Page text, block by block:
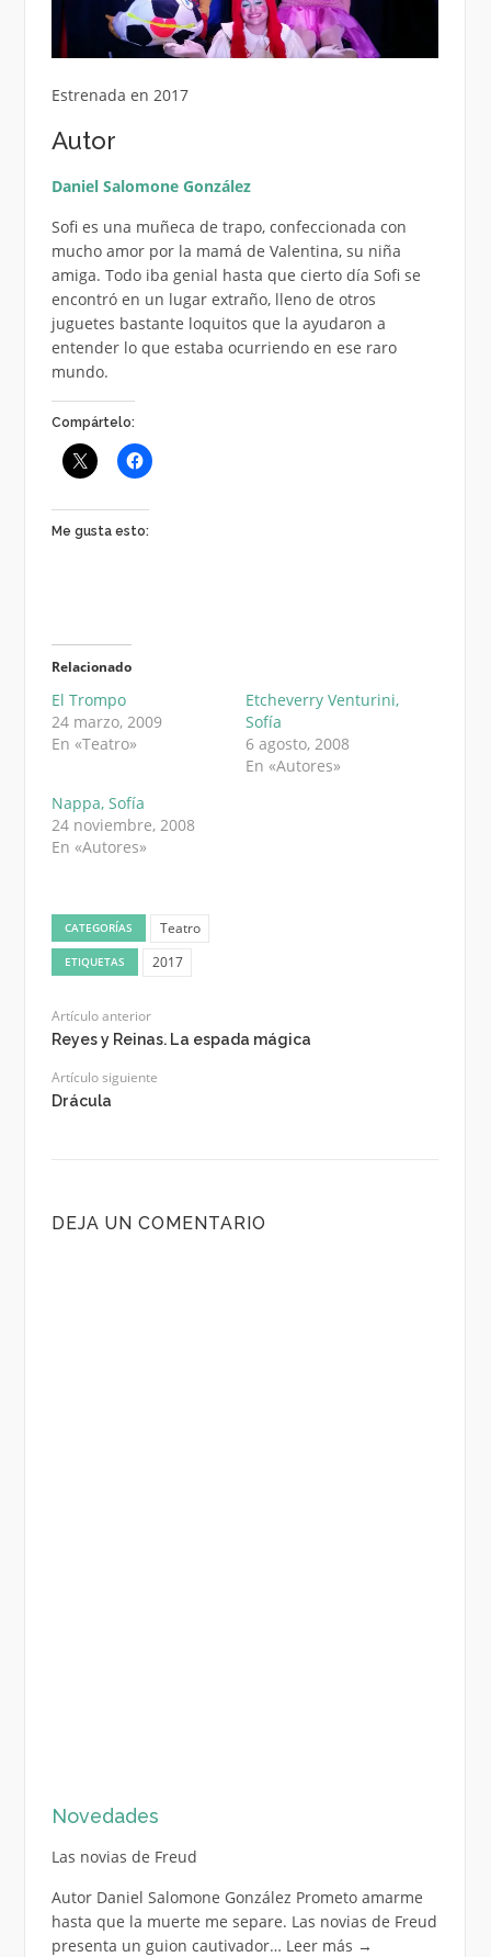
Estrenada en 2017
Autor
Daniel Salomone González
Sofi es una muñeca de trapo, confeccionada con
mucho amor por la mamá de Valentina, su niña
amiga. Todo iba genial hasta que cierto día Sofi se
encontró en un lugar extraño, lleno de otros
juguetes bastante loquitos que la ayudaron a
entender lo que estaba ocurriendo en ese raro
mundo.
Compártelo:
Me gusta esto:
Relacionado
El Trompo
24 marzo, 2009
En «Teatro»
Etcheverry Venturini,
Sofía
6 agosto, 2008
En «Autores»
Nappa, Sofía
24 noviembre, 2008
En «Autores»
CATEGORÍAS Teatro
ETIQUETAS 2017
Artículo anterior
Reyes y Reinas. La espada mágica
Artículo siguiente
Drácula
DEJA UN COMENTARIO
Novedades
Las novias de Freud
Autor Daniel Salomone González Prometo amarme
hasta que la muerte me separe. Las novias de Freud
presenta un guion cautivador… Leer más →